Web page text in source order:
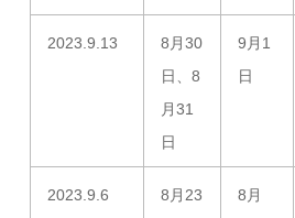
2023.9.13
8月30
日、8
月31
日
9月1
日
2023.9.6
8月23
8月